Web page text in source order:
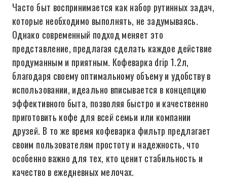
Часто быт воспринимается как набор рутинных задач,
которые необходимо выполнять, не задумываясь.
Однако современный подход меняет это
представление, предлагая сделать каждое действие
продуманным и приятным. Кофеварка drip 1.2л,
благодаря своему оптимальному объему и удобству в
использовании, идеально вписывается в концепцию
эффективного быта, позволяя быстро и качественно
приготовить кофе для всей семьи или компании
друзей. В то же время кофеварка фильтр предлагает
своим пользователям простоту и надежность, что
особенно важно для тех, кто ценит стабильность и
качество в ежедневных мелочах.